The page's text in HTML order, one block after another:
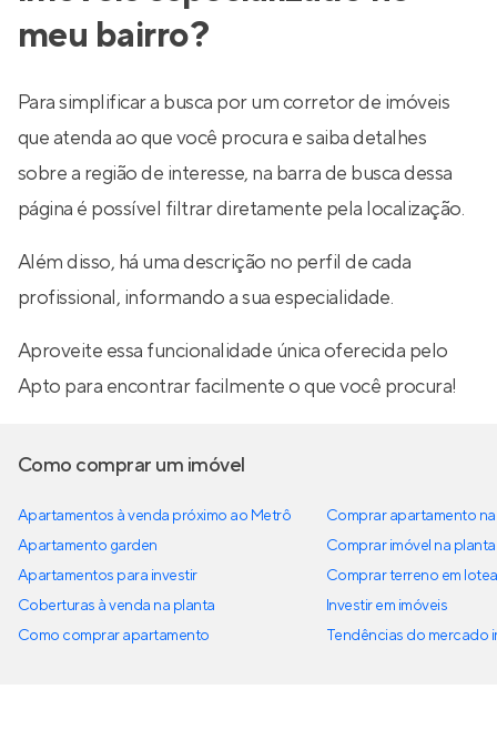
meu bairro?
Para simplificar a busca por um corretor de imóveis
que atenda ao que você procura e saiba detalhes
sobre a região de interesse, na barra de busca dessa
página é possível filtrar diretamente pela localização.
Além disso, há uma descrição no perfil de cada
profissional, informando a sua especialidade.
Aproveite essa funcionalidade única oferecida pelo
Apto para encontrar facilmente o que você procura!
Como comprar um imóvel
Apartamentos à venda próximo ao Metrô
Apartamento garden
Apartamentos para investir
Coberturas à venda na planta
Como comprar apartamento
Comprar apartamento
Comprar imóvel na planta
Comprar terreno em
Investir em imóveis
Tendências do mercado